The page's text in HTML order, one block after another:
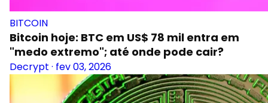
BITCOIN
Bitcoin hoje: BTC em US$ 78 mil entra em
"medo extremo"; até onde pode cair?
Decrypt · fev 03, 2026